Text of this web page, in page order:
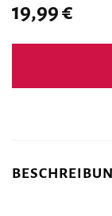
19,99€